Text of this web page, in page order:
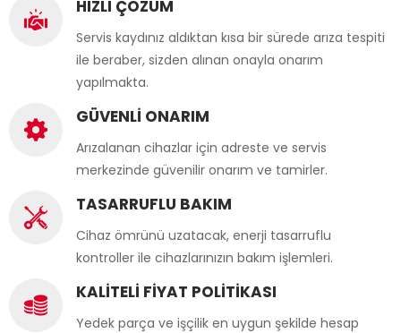
HIZLI ÇÖZÜM
Servis kaydınız aldıktan kısa bir sürede arıza tespiti
ile beraber, sizden alınan onayla onarım
yapılmakta.
GÜVENLİ ONARIM
Arızalanan cihazlar için adreste ve servis
merkezinde güvenilir onarım ve tamirler.
TASARRUFLU BAKIM
Cihaz ömrünü uzatacak, enerji tasarruflu
kontroller ile cihazlarınızın bakım işlemleri.
KALİTELİ FİYAT POLİTİKASI
Yedek parça ve işçilik en uygun şekilde hesap